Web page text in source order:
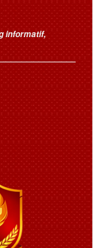
informatif,